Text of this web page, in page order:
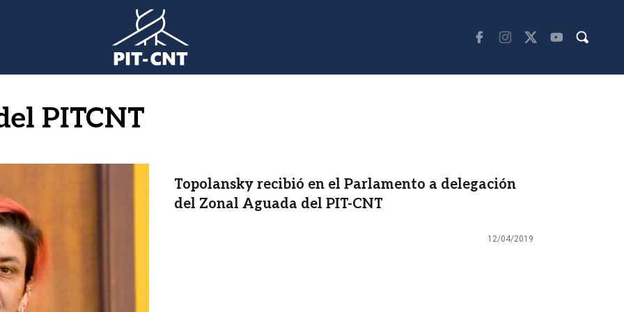
PITCNT
Topolansky recibió en el Parlamento a delegación
del Zonal Aguada del PIT-CNT
12/04/2019